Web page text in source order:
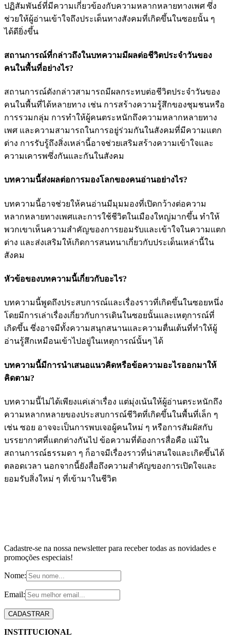
ปฏิสัมพันธ์ที่มีความเกี่ยวข้องกับความหลากหลายทางเพศ ซึ่ง
ช่วยให้ผู้อ่านเข้าใจถึงประเด็นทางสังคมที่เกิดขึ้นในซอยนั้น ๆ
ได้ดียิ่งขึ้น
สถานการณ์ที่กล่าวถึงในบทความมีผลต่อชีวิตประจำวันของ
คนในพื้นที่อย่างไร?
สถานการณ์ดังกล่าวสามารถมีผลกระทบต่อชีวิตประจำวันของ
คนในพื้นที่ได้หลายทาง เช่น การสร้างความรู้สึกของชุมชนหรือ
การรวมกลุ่ม การทำให้ผู้คนตระหนักถึงความหลากหลายทาง
เพศ และความสามารถในการอยู่ร่วมกันในสังคมที่มีความแตก
ต่าง การรับรู้ถึงสิ่งเหล่านี้อาจช่วยเสริมสร้างความเข้าใจและ
ความเคารพซึ่งกันและกันในสังคม
บทความนี้ส่งผลต่อการมองโลกของคนอ่านอย่างไร?
บทความนี้อาจช่วยให้คนอ่านมีมุมมองที่เปิดกว้างต่อความ
หลากหลายทางเพศและการใช้ชีวิตในเมืองใหญ่มากขึ้น ทำให้
พวกเขาเห็นความสำคัญของการยอมรับและเข้าใจในความแตก
ต่าง และส่งเสริมให้เกิดการสนทนาเกี่ยวกับประเด็นเหล่านี้ใน
สังคม
หัวข้อของบทความนี้เกี่ยวกับอะไร?
บทความนี้พูดถึงประสบการณ์และเรื่องราวที่เกิดขึ้นในซอยหนึ่ง
โดยมีการเล่าเรื่องเกี่ยวกับการเดินในซอยนั้นและเหตุการณ์ที่
เกิดขึ้น ซึ่งอาจมีทั้งความสนุกสนานและความตื่นเต้นที่ทำให้ผู้
อ่านรู้สึกเหมือนเข้าไปอยู่ในเหตุการณ์นั้นๆ ได้
บทความนี้มีการนำเสนอแนวคิดหรือข้อความอะไรออกมาให้
คิดตาม?
บทความนี้ไม่ได้เพียงแค่เล่าเรื่อง แต่มุ่งเน้นให้ผู้อ่านตระหนักถึง
ความหลากหลายของประสบการณ์ชีวิตที่เกิดขึ้นในพื้นที่เล็ก ๆ
เช่น ซอย อาจจะเป็นการพบเจอผู้คนใหม่ ๆ หรือการสัมผัสกับ
บรรยากาศที่แตกต่างกันไป ข้อความที่ต้องการสื่อคือ แม้ใน
สถานการณ์ธรรมดา ๆ ก็อาจมีเรื่องราวที่น่าสนใจและเกิดขึ้นได้
ตลอดเวลา นอกจากนี้ยังสื่อถึงความสำคัญของการเปิดใจและ
ยอมรับสิ่งใหม่ ๆ ที่เข้ามาในชีวิต
Cadastre-se na nossa newsletter para receber todas as novidades e
promoções especiais!
Nome:
Email:
INSTITUCIONAL